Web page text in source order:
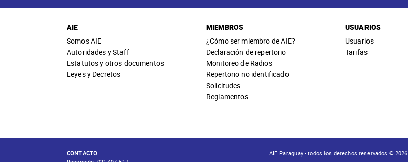
AIE
Somos AIE
Autoridades y Staff
Estatutos y otros documentos
Leyes y Decretos
MIEMBROS
¿Cómo ser miembro de AIE?
Declaración de repertorio
Monitoreo de Radios
Repertorio no identificado
Solicitudes
Reglamentos
USUARIOS
Usuarios
Tarifas
CONTACTO
AIE Paraguay - todos los derechos reservados © 2026